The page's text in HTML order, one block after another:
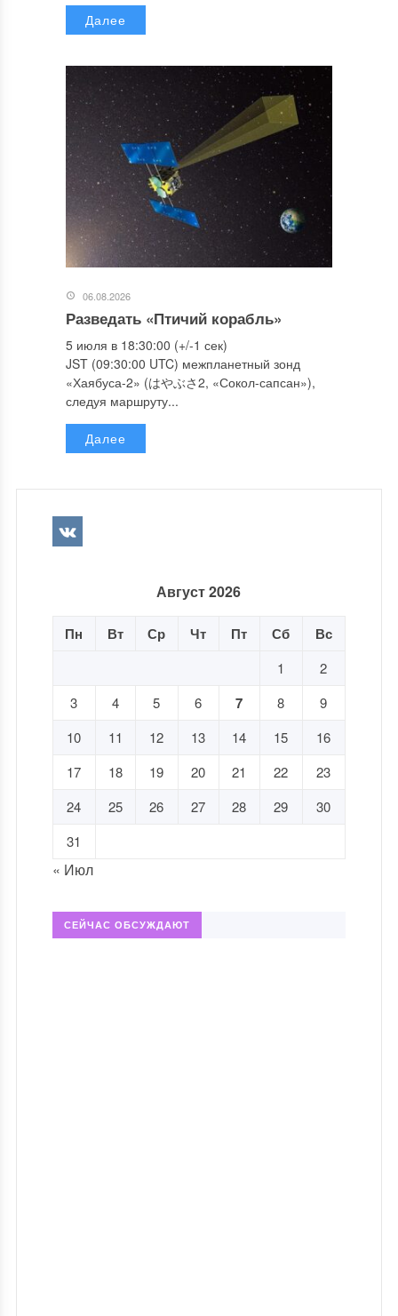
Далее
06.08.2026
Разведать «Птичий корабль»
5 июля в 18:30:00 (+/-1 сек)
JST (09:30:00 UTC) межпланетный зонд
«Хаябуса-2» (はやぶさ2, «Сокол-сапсан»),
следуя маршруту...
Далее
Август 2026
Пн Вт Ср Чт Пт Сб Вс
1
2
3
4 5 6 7 8
9
10
11 12 13 14 15
16
17
18 19 20 21 22
23
24
25 26 27 28 29
30
31
« Июл
СЕЙЧАС ОБСУЖДАЮТ